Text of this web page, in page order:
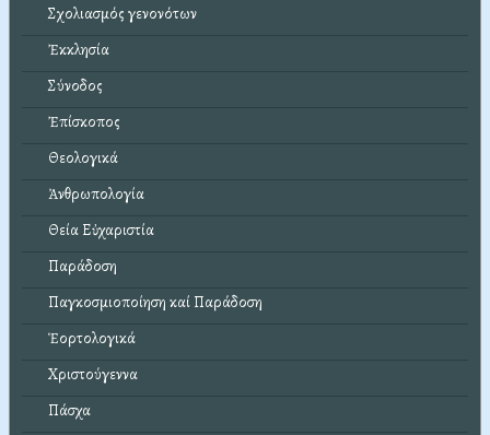
Σχολιασμός γενονότων
Ἐκκλησία
Σύνοδος
Ἐπίσκοπος
Θεολογικά
Ἀνθρωπολογία
Θεία Εὐχαριστία
Παράδοση
Παγκοσμιοποίηση καί Παράδοση
Ἑορτολογικά
Χριστούγεννα
Πάσχα